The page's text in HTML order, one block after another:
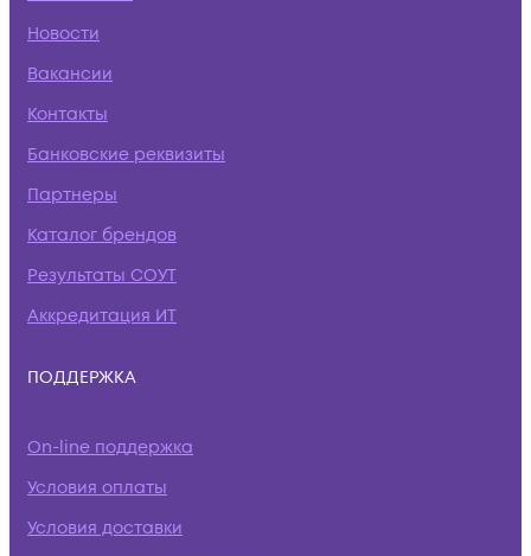
Новости
Вакансии
Контакты
Банковские реквизиты
Партнеры
Каталог брендов
Результаты СОУТ
Аккредитация ИТ
ПОДДЕРЖКА
On-line поддержка
Условия оплаты
Условия доставки